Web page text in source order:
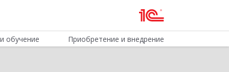
обучение Приобретение и внедрение